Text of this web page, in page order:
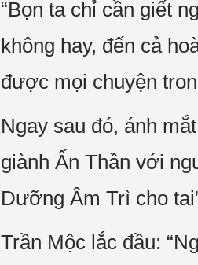
“Bọn ta chỉ cần giết
không hay, đến cả
được mọi chuyện
Ngay sau đó, ánh
giành Ấn Thần với
Dưỡng Âm Trì cho
Trần Mộc lắc đầu: